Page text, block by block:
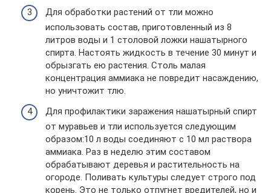
Для обработки растений от тли можно
использовать состав, приготовленный из 8
литров воды и 1 столовой ложки нашатырного
спирта. Настоять жидкость в течение 30 минут и
обрызгать ею растения. Столь малая
концентрация аммиака не повредит насаждению,
но уничтожит тлю.
Для профилактики заражения нашатырный спирт
от муравьев и тли используется следующим
образом:10 л воды соединяют с 10 мл раствора
аммиака. Раз в неделю этим составом
обрабатывают деревья и растительность на
огороде. Поливать культуры следует строго под
корень. Это не только отпугнет вредителей, но и